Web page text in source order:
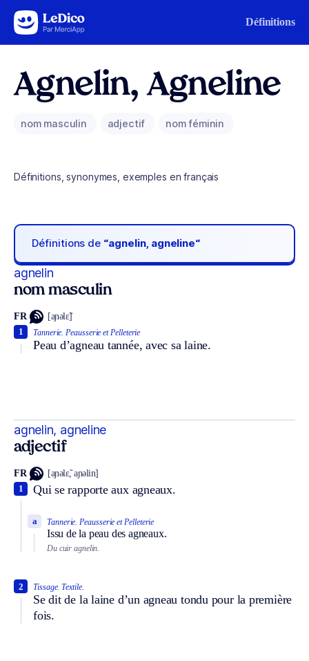
Aller au contenu Définitions
Agnelin, Agneline
nom masculin adjectif nom féminin
Définitions, synonymes, exemples en français
Définitions de “agnelin, agneline“
agnelin
nom masculin
FR [aɲəlɛ̃]
Tannerie. Peausserie et Pelleterie
Peau d’agneau tannée, avec sa laine.
1
agnelin, agneline
adjectif
FR [aɲəlɛ̃, aɲəlin]
Qui se rapporte aux agneaux.
1
Tannerie. Peausserie et Pelleterie
Issu de la peau des agneaux.
a
Du cuir agnelin.
Tissage. Textile.
Se dit de la laine d’un agneau tondu pour la première
fois.
2